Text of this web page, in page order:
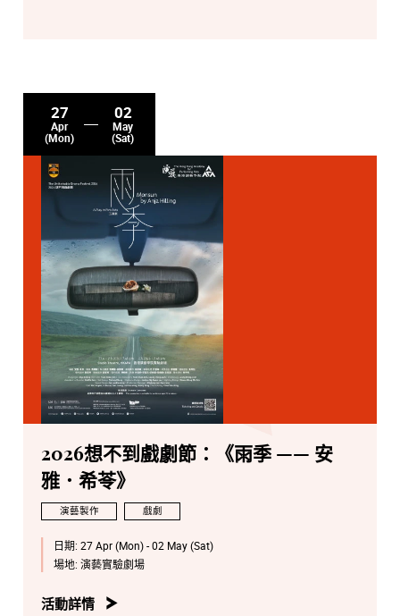
27
Apr
(Mon)
02
May
(Sat)
2026想不到戲劇節：《⾬季 —— 安
雅．希苓》
演藝製作 戲劇
日期: 27 Apr (Mon) - 02 May (Sat)
場地: 演藝實驗劇場
活動詳情